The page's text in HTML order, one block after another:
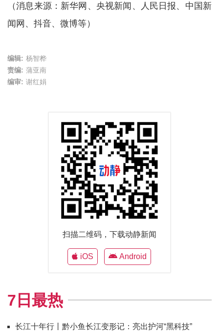
（消息来源：新华网、央视新闻、人民日报、中国新
闻网、抖音、微博等）
编辑: 杨智桦
责编: 蒲亚南
编审: 谢红娟
扫描二维码，下载动静新闻
iOS Android
7日最热
长江十年行丨黔小鱼长江变形记：亮出护河“黑科技”